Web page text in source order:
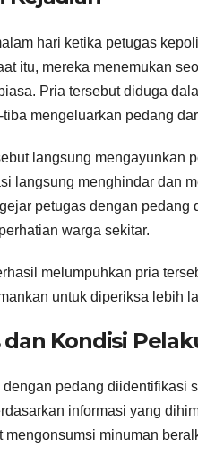
hari ketika petugas
itu, mereka menemukan
Pria tersebut diduga
mengeluarkan pedang
langsung mengayunkan
langsung menghindar dan
petugas dengan
warga sekitar.
melumpuhkan pria
untuk diperiksa lebih
Kondisi
pedang diidentifikasi
informasi yang
minuman